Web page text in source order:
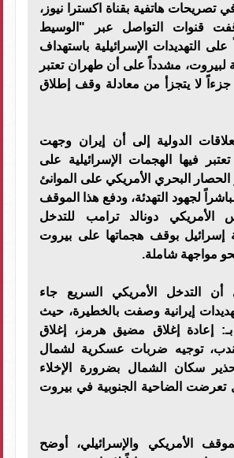
هاتفية بقناة اكسترا نيوز،
قنوات التواصل عبر "الوسيط
على التهديدات الإسرائيلية باستهداف
لبيروت، مشدداً على أن طهران تعتبر
جزءاً لا يتجزأ من معادلة وقف إطلاق
الدولية إلى أن إيران وجهت
فيها الهجمات الإسرائيلية على
الحصار البحري الأمريكي على الموانئ
مباشراً لجهود التهدئة، ودفع هذا الموقف
الأمريكي دونالد ترامب للتدخل
إسرائيل بوقف هجماتها على بيروت
مواجهة شاملة.
التدخل الأمريكي السريع جاء
تهديدات إيرانية وصفت بالخطيرة، حيث
إعادة إغلاق مضيق هرمز، إغلاق
توجيه ضربات عسكرية لشمال
سكان الشمال بضرورة الإخلاء
تعرضت الضاحية الجنوبية في بيروت
الأمريكي والإسرائيلي، أوضح